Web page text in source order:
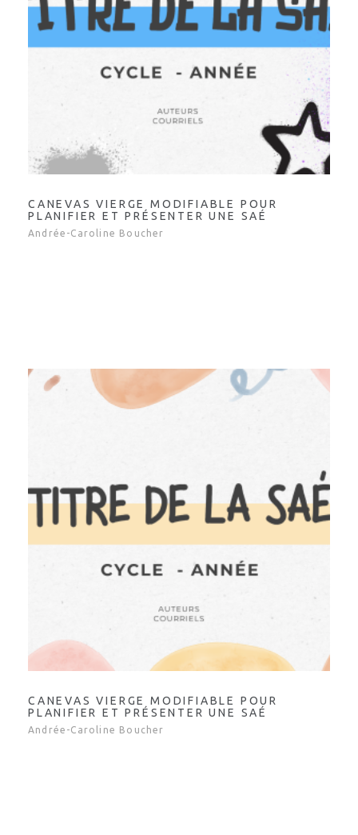
CANEVAS VIERGE MODIFIABLE POUR
PLANIFIER ET PRÉSENTER UNE SAÉ
Andrée-Caroline Boucher
CANEVAS VIERGE MODIFIABLE POUR
PLANIFIER ET PRÉSENTER UNE SAÉ
Andrée-Caroline Boucher